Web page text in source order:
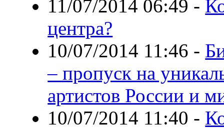
11/07/2014 06:49 -
центра?
10/07/2014 11:46 -
– пропуск на
артистов России и
10/07/2014 11:40 -